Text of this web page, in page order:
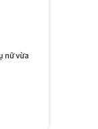
nữ vừa